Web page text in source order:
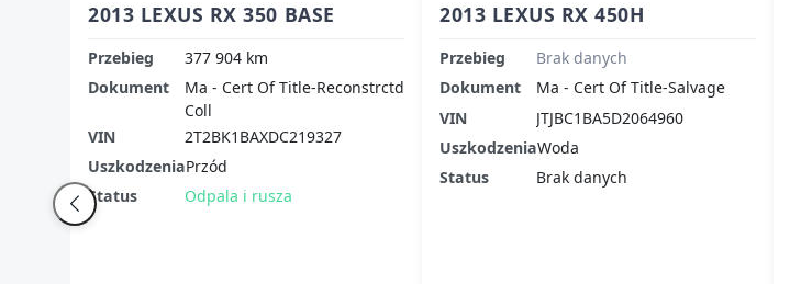
2013 LEXUS RX 350 BASE
Przebieg
377 904 km
Dokument
Ma - Cert Of Title-Reconstrctd
Coll
VIN
2T2BK1BAXDC219327
UszkodzeniaPrzód
Status
Odpala i rusza
2013 LEXUS RX 450H
Przebieg
Brak danych
Dokument
Ma - Cert Of Title-Salvage
VIN
JTJBC1BA5D2064960
UszkodzeniaWoda
Status
Brak danych